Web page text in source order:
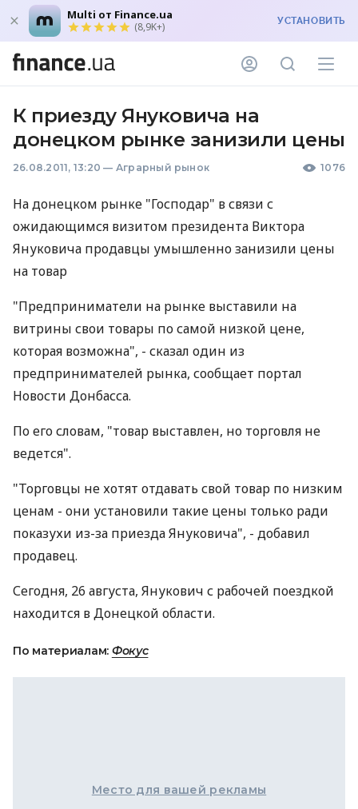
Multi от Finance.ua
(8,9K+) УСТАНОВИТЬ
К приезду Януковича на
донецком рынке занизили цены
26.08.2011, 13:20 — Аграрный рынок 1076
На донецком рынке "Господар" в связи с
ожидающимся визитом президента Виктора
Януковича продавцы умышленно занизили цены
на товар
"Предприниматели на рынке выставили на
витрины свои товары по самой низкой цене,
которая возможна", - сказал один из
предпринимателей рынка, сообщает портал
Новости Донбасса.
По его словам, "товар выставлен, но торговля не
ведется".
"Торговцы не хотят отдавать свой товар по низким
ценам - они установили такие цены только ради
показухи из-за приезда Януковича", - добавил
продавец.
Сегодня, 26 августа, Янукович с рабочей поездкой
находится в Донецкой области.
По материалам: Фокус
Место для вашей рекламы